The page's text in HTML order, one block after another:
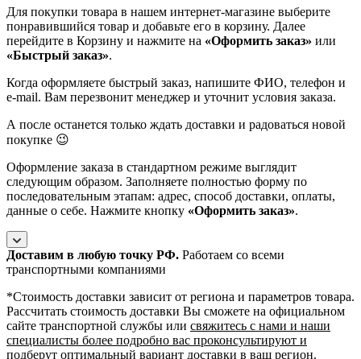
Для покупки товара в нашем интернет-магазине выберите
понравившийся товар и добавьте его в корзину. Далее
перейдите в Корзину и нажмите на «Оформить заказ» или
«Быстрый заказ».
Когда оформляете быстрый заказ, напишите ФИО, телефон и
e-mail. Вам перезвонит менеджер и уточнит условия заказа.
А после останется только ждать доставки и радоваться новой
покупке 😉
Оформление заказа в стандартном режиме выглядит
следующим образом. Заполняете полностью форму по
последовательным этапам: адрес, способ доставки, оплаты,
данные о себе. Нажмите кнопку «Оформить заказ».
Доставим в любую точку РФ. Работаем со всеми
транспортными компаниями
*Cтоимость доставки зависит от региона и параметров товара.
Рассчитать стоимость доставки Вы сможете на официальном
сайте транспортной службы или свяжитесь с нами и наши
специалисты более подробно вас проконсультируют и
подберут оптимальный вариант доставки в ваш регион.